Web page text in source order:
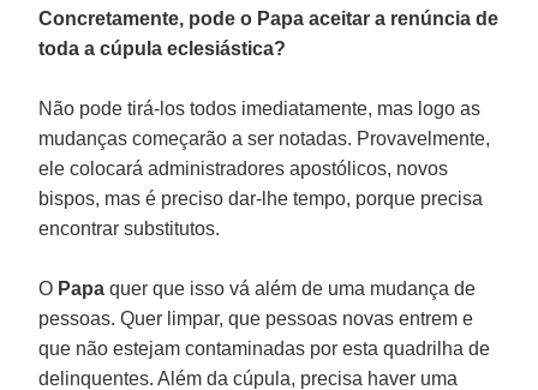
Concretamente, pode o Papa aceitar a renúncia de
toda a cúpula eclesiástica?
Não pode tirá-los todos imediatamente, mas logo as
mudanças começarão a ser notadas. Provavelmente,
ele colocará administradores apostólicos, novos
bispos, mas é preciso dar-lhe tempo, porque precisa
encontrar substitutos.
O Papa quer que isso vá além de uma mudança de
pessoas. Quer limpar, que pessoas novas entrem e
que não estejam contaminadas por esta quadrilha de
delinquentes. Além da cúpula, precisa haver uma